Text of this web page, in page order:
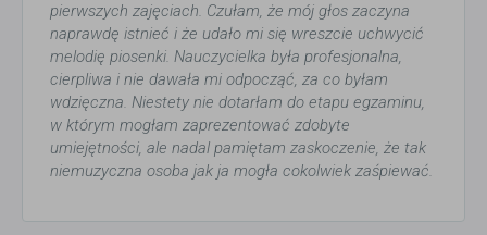
pierwszych zajęciach. Czułam, że mój głos zaczyna
naprawdę istnieć i że udało mi się wreszcie uchwycić
melodię piosenki. Nauczycielka była profesjonalna,
cierpliwa i nie dawała mi odpocząć, za co byłam
wdzięczna. Niestety nie dotarłam do etapu egzaminu,
w którym mogłam zaprezentować zdobyte
umiejętności, ale nadal pamiętam zaskoczenie, że tak
niemuzyczna osoba jak ja mogła cokolwiek zaśpiewać.